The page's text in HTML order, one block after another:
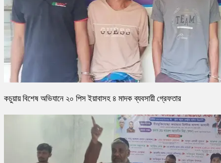
কচুয়ায় বিশেষ অভিযানে ২০ পিস ইয়াবাসহ ৪ মাদক ব্যবসায়ী গ্রেফতার